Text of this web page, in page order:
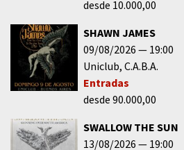
desde 10.000,00
SHAWN JAMES
09/08/2026
19:00
Uniclub C.A.B.A.
Entradas
desde 90.000,00
SWALLOW THE SUN
13/08/2026
19:00